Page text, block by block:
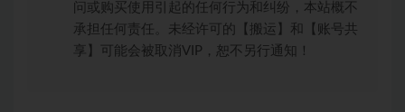
问或购买使用引起的任何行为和纠纷，本站概不
承担任何责任。未经许可的【搬运】和【账号共
享】可能会被取消VIP，恕不另行通知！